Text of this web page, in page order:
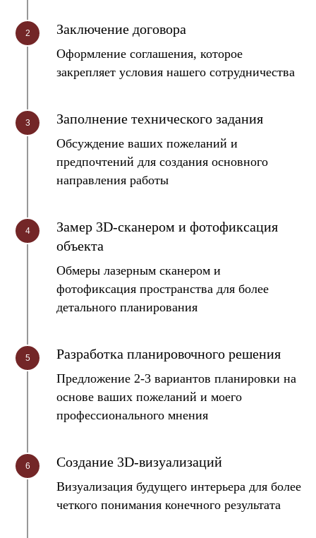
Заключение договора
Оформление соглашения, которое
закрепляет условия нашего сотрудничества
Заполнение технического задания
Обсуждение ваших пожеланий и
предпочтений для создания основного
направления работы
Замер 3D-сканером и фотофиксация
объекта
Обмеры лазерным сканером и
фотофиксация пространства для более
детального планирования
Разработка планировочного решения
Предложение 2-3 вариантов планировки на
основе ваших пожеланий и моего
профессионального мнения
Создание 3D-визуализаций
Визуализация будущего интерьера для более
четкого понимания конечного результата